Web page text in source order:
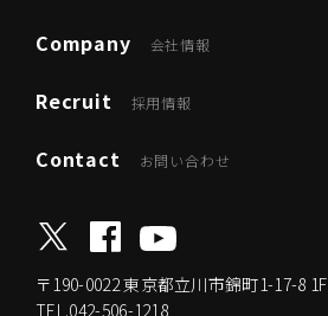
Company 会社情報
Recruit 採用情報
Contact お問い合わせ
〒190-0022東京都立川市錦町1-17-8 1F
TEL.042-506-1218